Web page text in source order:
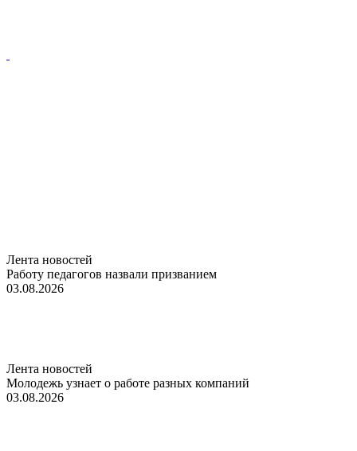
Лента новостей
Работу педагогов назвали призванием
03.08.2026
Лента новостей
Молодежь узнает о работе разных компаний
03.08.2026